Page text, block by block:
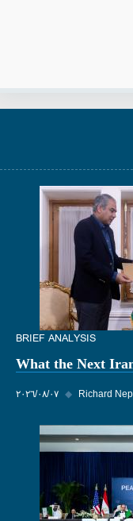
BRIEF ANALYSIS
What the Next
٠٧‏/٠٨‏/٢٠٢٦ ◆ Richard